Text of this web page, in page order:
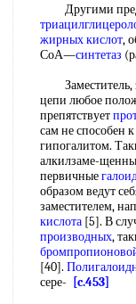
Другими
жирных кислот,
СоА—синтетаз
Заместитель,
цепи любое
препятствует
сам не способен
гипогалитом.
алкилзаме-
первичные
образом ведут
заместителем,
кислота [5]. В
производных,
[40].
сере-
[c.453]